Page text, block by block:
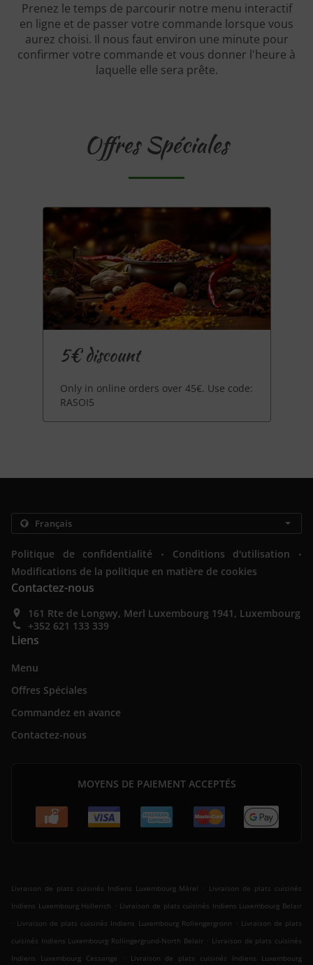
Prenez le temps de parcourir notre menu interactif
en ligne et de passer votre commande lorsque vous
aurez choisi. Il nous faut environ une minute pour
confirmer votre commande et vous donner l'heure à
laquelle elle sera prête.
Offres Spéciales
5€ discount
Only in online orders over 45€. Use code:
RASOI5
Politique de confidentialité . Conditions d'utilisation .
Modifications de la politique en matière de cookies
Contactez-nous
161 Rte de Longwy, Merl Luxembourg 1941, Luxembourg
+352 621 133 339
Liens
Menu
Offres Spéciales
Commandez en avance
Contactez-nous
MOYENS DE PAIEMENT ACCEPTÉS
Livraison de plats cuisinés Indiens Luxembourg Märel . Livraison de plats cuisinés
Indiens Luxembourg Hollerich . Livraison de plats cuisinés Indiens Luxembourg Belair
. Livraison de plats cuisinés Indiens Luxembourg Rollengergronn . Livraison de plats
cuisinés Indiens Luxembourg Rollingergrund-North Belair . Livraison de plats cuisinés
Indiens Luxembourg Cessange
. Livraison de plats cuisinés Indiens Luxembourg